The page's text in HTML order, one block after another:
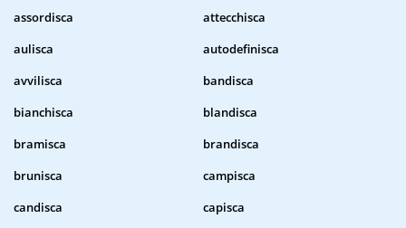
assordisca
attecchisca
aulisca
autodefinisca
avvilisca
bandisca
bianchisca
blandisca
bramisca
brandisca
brunisca
campisca
candisca
capisca